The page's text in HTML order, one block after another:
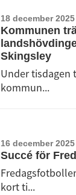
18 december 2025
Kommunen
Skingsley
Under tisdagen
kommun...
16 december 2025
Succé för
kort ti...